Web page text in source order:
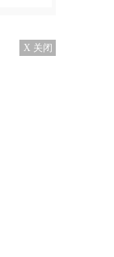
X 关闭